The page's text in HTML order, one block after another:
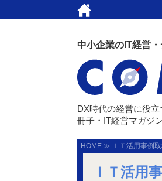
中小企業のIT経営
DX時代の経営に役立
冊子・IT経営マガジ
HOME ≫ ＩＴ活用事例
ＩＴ活用